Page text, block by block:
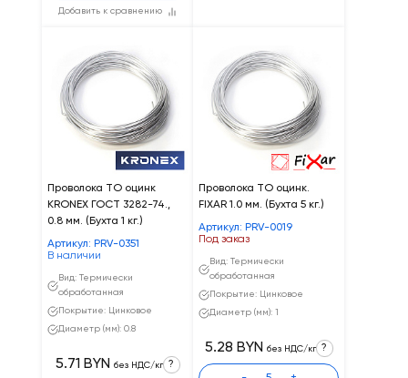
Добавить к сравнению
Проволока ТО оцинк
KRONEX ГОСТ 3282-74.,
0.8 мм. (Бухта 1 кг.)
Артикул: PRV-0351
В наличии
Вид: Термически
обработанная
Покрытие: Цинковое
Диаметр (мм): 0.8
5.71 BYN без НДС/кг ?
Проволока ТО оцинк.
FIXAR 1.0 мм. (Бухта 5 кг.)
Артикул: PRV-0019
Под заказ
Вид: Термически
обработанная
Покрытие: Цинковое
Диаметр (мм): 1
5.28 BYN без НДС/кг ?